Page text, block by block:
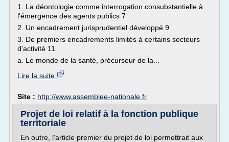
1. La déontologie comme interrogation consubstantielle à
l'émergence des agents publics 7
2. Un encadrement jurisprudentiel développé 9
3. De premiers encadrements limités à certains secteurs
d'activité 11
a. Le monde de la santé, précurseur de la...
Lire la suite
Site : http://www.assemblee-nationale.fr
Projet de loi relatif à la fonction publique
territoriale
En outre, l'article premier du projet de loi permettrait aux